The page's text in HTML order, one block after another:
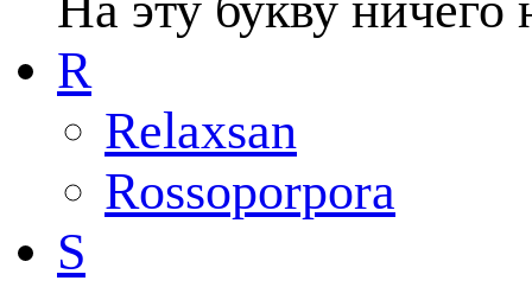
R
Relaxsan
Rossoporpora
S